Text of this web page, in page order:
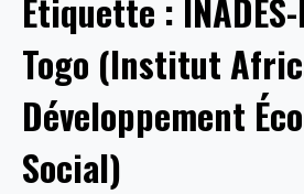
Étiquette :
Togo (Institut
Développement
Social)